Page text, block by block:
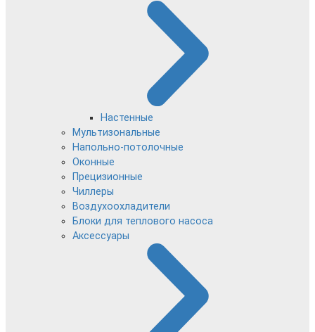
Настенные
Мультизональные
Напольно-потолочные
Оконные
Прецизионные
Чиллеры
Воздухоохладители
Блоки для теплового насоса
Аксессуары